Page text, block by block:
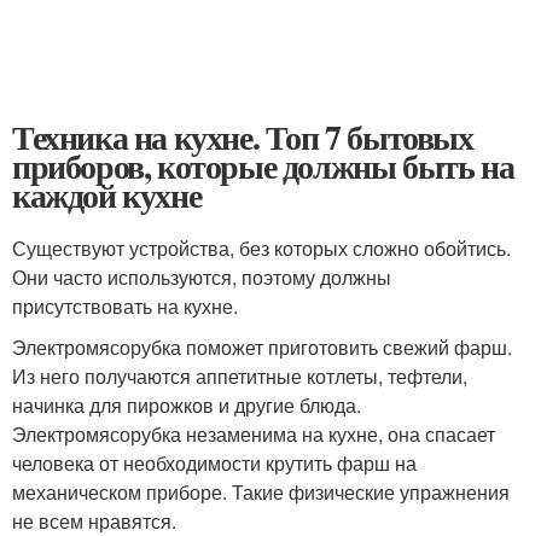
Техника на кухне. Топ 7 бытовых
приборов, которые должны быть на
каждой кухне
Существуют устройства, без которых сложно обойтись.
Они часто используются, поэтому должны
присутствовать на кухне.
Электромясорубка поможет приготовить свежий фарш.
Из него получаются аппетитные котлеты, тефтели,
начинка для пирожков и другие блюда.
Электромясорубка незаменима на кухне, она спасает
человека от необходимости крутить фарш на
механическом приборе. Такие физические упражнения
не всем нравятся.